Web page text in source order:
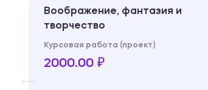
Воображение, фантазия и
творчество
Курсовая работа (проект)
2000.00 ₽